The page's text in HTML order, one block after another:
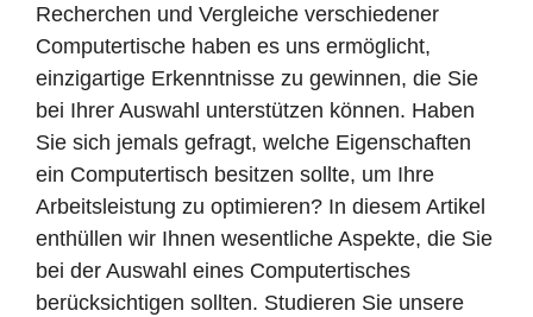
Recherchen und Vergleiche verschiedener
Computertische haben es uns ermöglicht,
einzigartige Erkenntnisse zu gewinnen, die Sie
bei Ihrer Auswahl unterstützen können. Haben
Sie sich jemals gefragt, welche Eigenschaften
ein Computertisch besitzen sollte, um Ihre
Arbeitsleistung zu optimieren? In diesem Artikel
enthüllen wir Ihnen wesentliche Aspekte, die Sie
bei der Auswahl eines Computertisches
berücksichtigen sollten. Studieren Sie unsere